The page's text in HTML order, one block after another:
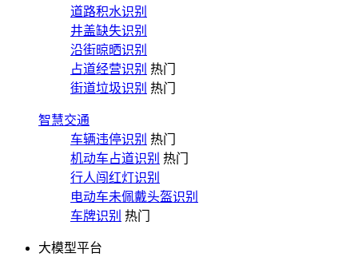
道路积水识别
井盖缺失识别
沿街晾晒识别
占道经营识别 热门
街道垃圾识别 热门
智慧交通
车辆违停识别 热门
机动车占道识别 热门
行人闯红灯识别
电动车未佩戴头盔识别
车牌识别 热门
大模型平台